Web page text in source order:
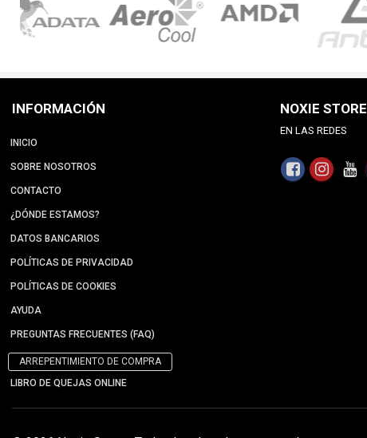
INFORMACIÓN
INICIO
SOBRE NOSOTROS
CONTACTO
¿DÓNDE ESTAMOS?
DATOS BANCARIOS
POLÍTICAS DE PRIVACIDAD
POLÍTICAS DE COOKIES
AYUDA
PREGUNTAS FRECUENTES (FAQ)
ARREPENTIMIENTO DE COMPRA
LIBRO DE QUEJAS ONLINE
NOXIE STORE
EN LAS REDES